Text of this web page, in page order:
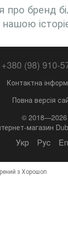
про бренд
+380 (98) 910-
Контактна
Повна версія
© 2018—2026
магазин
Укр Рус
з Хорошоп